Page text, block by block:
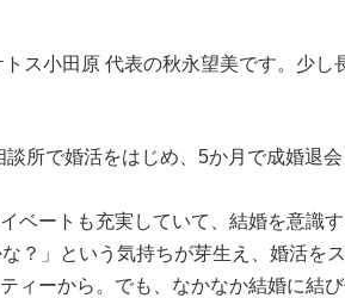
ス小田原 代表の秋永望美です。少し
所で婚活をはじめ、5か月で成婚退会
ベートも充実していて、結婚を意識
？」という気持ちが芽生え、婚活を
ィーから。でも、なかなか結婚に結